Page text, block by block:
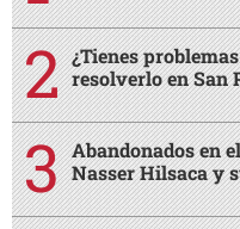
¿Tienes
resolverlo en San
Abandonados en
Nasser Hilsaca y